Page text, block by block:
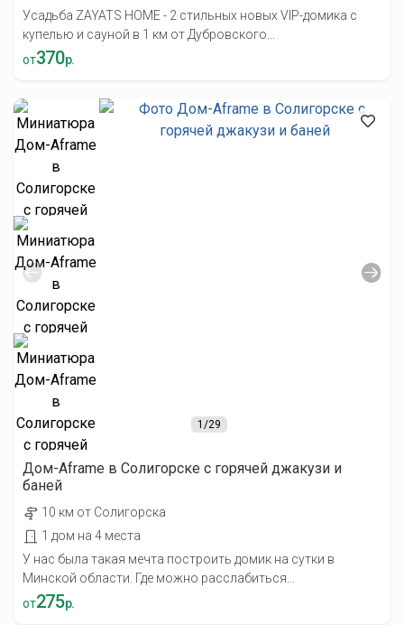
Усадьба ZAYATS HOME - 2 стильных новых VIP-домика с
купелью и сауной в 1 км от Дубровского...
от370р.
1/29
Дом-Aframe в Солигорске с горячей джакузи и
баней
10 км от Солигорска
1 дом на 4 места
У нас была такая мечта построить домик на сутки в
Минской области. Где можно расслабиться...
от275р.